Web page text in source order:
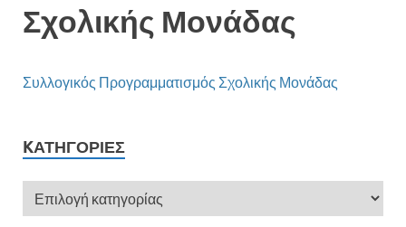
Σχολικής Μονάδας
Συλλογικός Προγραμματισμός Σχολικής Μονάδας
KΑΤΗΓΟΡΊΕΣ